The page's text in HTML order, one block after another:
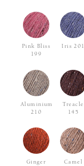
Pink Bliss
199
Iris 201
Aluminium
210
Treacle
145
Ginger
Camel